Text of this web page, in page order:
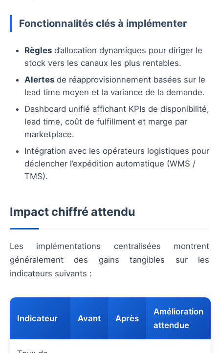
Fonctionnalités clés à implémenter
Règles d’allocation dynamiques pour diriger le
stock vers les canaux les plus rentables.
Alertes de réapprovisionnement basées sur le
lead time moyen et la variance de la demande.
Dashboard unifié affichant KPIs de disponibilité,
lead time, coût de fulfillment et marge par
marketplace.
Intégration avec les opérateurs logistiques pour
déclencher l’expédition automatique (WMS /
TMS).
Impact chiffré attendu
Les implémentations centralisées montrent
généralement des gains tangibles sur les
indicateurs suivants :
Indicateur Avant Après
Amélioration
attendue